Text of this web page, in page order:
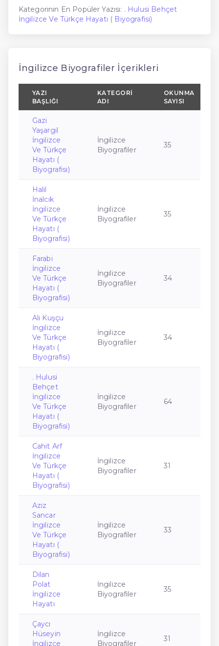
Kategorinin En Popüler Yazısı: . Hulusi Behçet
İngilizce Ve Türkçe Hayatı ( Biyografisi)
İngilizce Biyografiler İçerikleri
YAZI
BAŞLIĞI
KATEGORI
ADI
OKUNMA
SAYISI
Gazi
Yaşargil
İngilizce
Ve Türkçe
Hayatı (
Biyografisi)
İngilizce
Biyografiler
35
Halil
İnalcık
İngilizce
Ve Türkçe
Hayatı (
Biyografisi)
İngilizce
Biyografiler
35
Farabi
İngilizce
Ve Türkçe
Hayatı (
Biyografisi)
İngilizce
Biyografiler
34
Ali Kuşçu
İngilizce
Ve Türkçe
Hayatı (
Biyografisi)
İngilizce
Biyografiler
34
. Hulusi
Behçet
İngilizce
Ve Türkçe
Hayatı (
Biyografisi)
İngilizce
Biyografiler
64
Cahit Arf
İngilizce
Ve Türkçe
Hayatı (
Biyografisi)
İngilizce
Biyografiler
31
Aziz
Sancar
İngilizce
Ve Türkçe
Hayatı (
Biyografisi)
İngilizce
Biyografiler
33
Dilan
Polat
İngilizce
Hayatı
İngilizce
Biyografiler
35
Çaycı
Hüseyin
İngilizce
İngilizce
Biyografiler
31